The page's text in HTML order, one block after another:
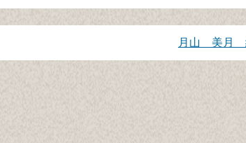
次
の
月山 美月